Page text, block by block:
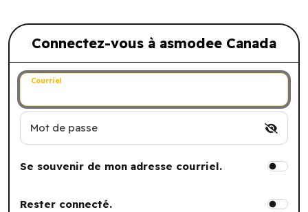
Connectez-vous à asmodee Canada
Connectez-vous à asmodee Canada
Courriel
Mot de passe
Se souvenir de mon adresse courriel.
Rester connecté.